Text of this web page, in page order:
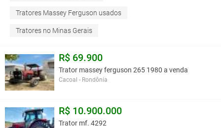
Tratores Massey Ferguson usados
Tratores no Minas Gerais
R$ 69.900
Trator massey ferguson 265 1980 a venda
Cacoal - Rondônia
R$ 10.900.000
Trator mf. 4292